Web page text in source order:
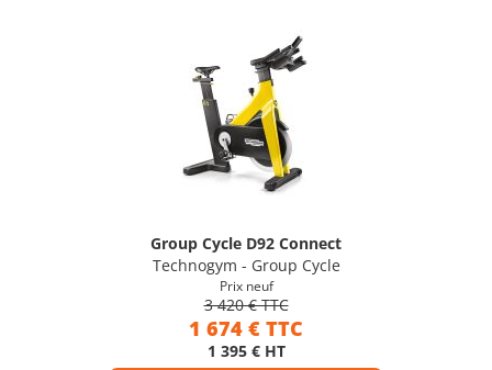
Group Cycle D92 Connect
Technogym - Group Cycle
Prix neuf
3 420 € TTC
1 674 € TTC
1 395 € HT